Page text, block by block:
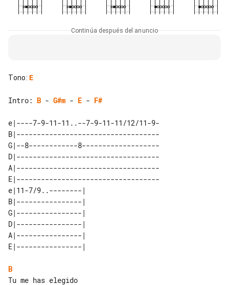
Continúa después del anuncio
Tono: E
Intro: B - G#m - E - F#
e|----7-9-11-11..--7-9-11-11/12/11-9-
B|-----------------------------------
G|--8------------8-------------------
D|-----------------------------------
A|-----------------------------------
E|-----------------------------------
e|11-7/9..--------|
B|----------------|
G|----------------|
D|----------------|
A|----------------|
B